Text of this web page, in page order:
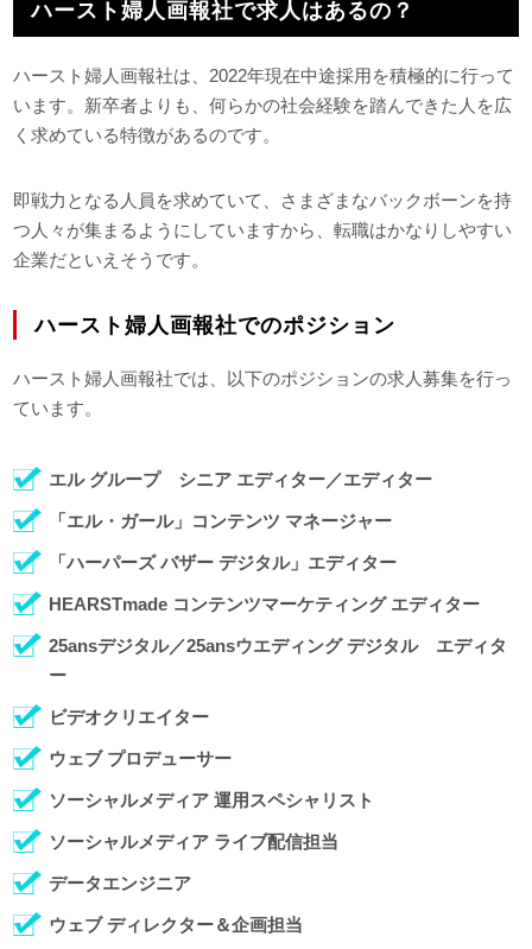
ハースト婦人画報社で求人はあるの？
ハースト婦人画報社は、2022年現在中途採用を積極的に行って
います。新卒者よりも、何らかの社会経験を踏んできた人を広
く求めている特徴があるのです。
即戦力となる人員を求めていて、さまざまなバックボーンを持
つ人々が集まるようにしていますから、転職はかなりしやすい
企業だといえそうです。
ハースト婦人画報社でのポジション
ハースト婦人画報社では、以下のポジションの求人募集を行っ
ています。
エル グループ シニア エディター／エディター
「エル・ガール」コンテンツ マネージャー
「ハーパーズ バザー デジタル」エディター
HEARSTmade コンテンツマーケティング エディター
25ansデジタル／25ansウエディング デジタル エディタ
ー
ビデオクリエイター
ウェブ プロデューサー
ソーシャルメディア 運用スペシャリスト
ソーシャルメディア ライブ配信担当
データエンジニア
ウェブ ディレクター＆企画担当